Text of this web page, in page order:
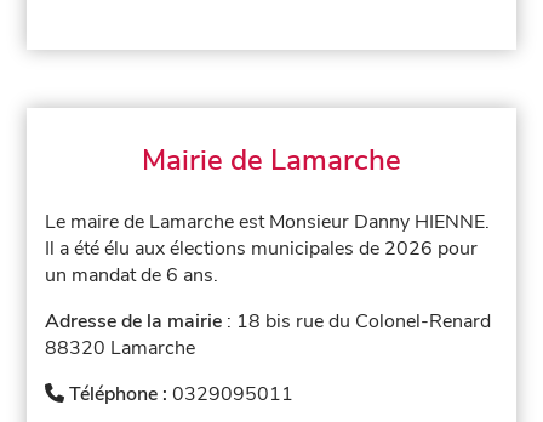
Mairie de Lamarche
Le maire de Lamarche est Monsieur Danny HIENNE.
Il a été élu aux élections municipales de 2026 pour
un mandat de 6 ans.
Adresse de la mairie : 18 bis rue du Colonel-Renard
88320 Lamarche
Téléphone :0329095011